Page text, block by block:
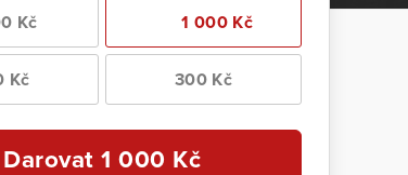
Kč 1 000 Kč
Kč 300 Kč
Darovat 1 000 Kč